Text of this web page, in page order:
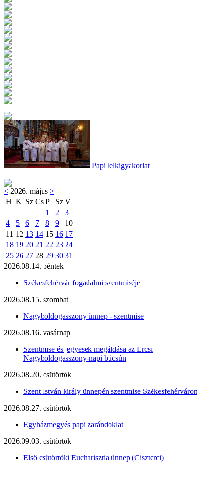
Papi lelkigyakorlat
< 2026. május >
H K Sz Cs P Sz V
1
2
3
4
5 6 7 8 9
10
11 12 13 14 15 16 17
18 19 20 21 22 23 24
25 26 27 28 29 30 31
2026.08.14. péntek
Székesfehérvár fogadalmi szentmiséje
2026.08.15. szombat
Nagyboldogasszony ünnep - szentmise
2026.08.16. vasárnap
Szentmise és jegyesek megáldása az Ercsi
Nagyboldogasszony-napi búcsún
2026.08.20. csütörtök
Szent István király ünnepén szentmise Székesfehérváron
2026.08.27. csütörtök
Egyházmegyés papi zarándoklat
2026.09.03. csütörtök
Első csütörtöki Eucharisztia ünnep (Ciszterci)